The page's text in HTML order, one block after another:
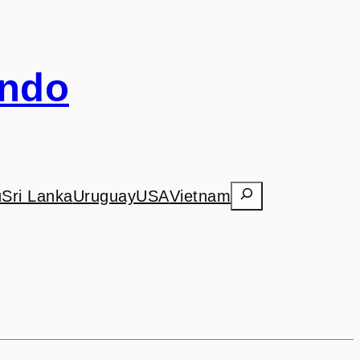
Sri LankaUruguayUSAVietnam Search